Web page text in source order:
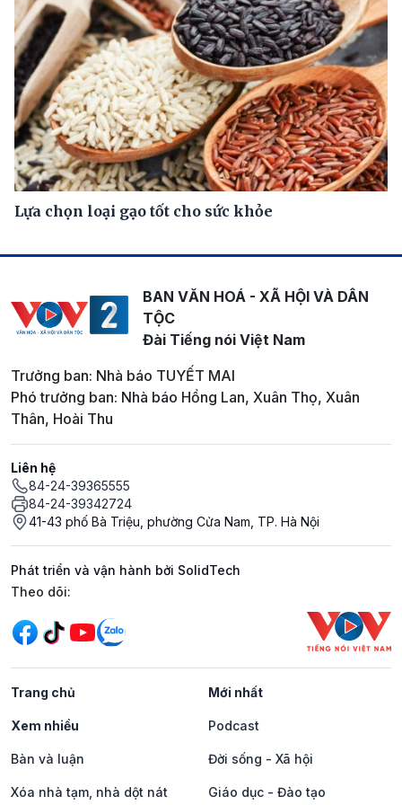
Lựa chọn loại gạo tốt cho sức khỏe
BAN VĂN HOÁ - XÃ HỘI VÀ DÂN
TỘC
Đài Tiếng nói Việt Nam
Trưởng ban: Nhà báo TUYẾT MAI
Phó trưởng ban: Nhà báo Hồng Lan, Xuân Thọ, Xuân
Thân, Hoài Thu
Liên hệ
84-24-39365555
84-24-39342724
41-43 phố Bà Triệu, phường Cửa Nam, TP. Hà Nội
Phát triển và vận hành bởi SolidTech
Mạng xã hội
Theo dõi:
Trang chủ Mới nhất
Xem nhiều Podcast
Bàn và luận Đời sống - Xã hội
Xóa nhà tạm, nhà dột nát Giáo dục - Đào tạo